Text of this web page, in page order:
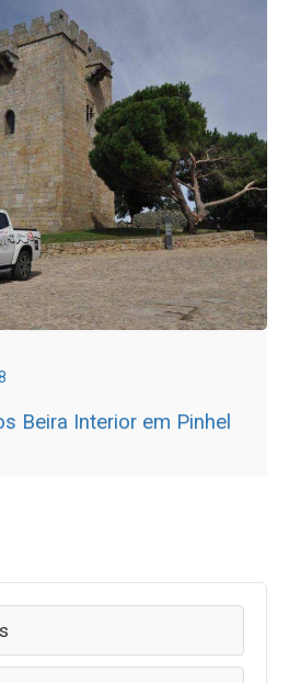
Beira Interior em Pinhel